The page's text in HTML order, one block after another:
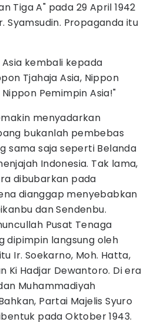
Tiga A" pada 29 April 1942
Syamsudin. Propaganda itu
kembali kepada
Tjahaja Asia, Nippon
Pemimpin Asia!"
menyadarkan
bukanlah pembebas
sama saja seperti Belanda
Indonesia. Tak lama,
dibubarkan pada
dianggap menyebabkan
dan Sendenbu.
Pusat Tenaga
dipimpin langsung oleh
Ir. Soekarno, Moh. Hatta,
Ki Hadjar Dewantoro. Di era
Muhammadiyah
Partai Majelis Syuro
pada Oktober 1943.